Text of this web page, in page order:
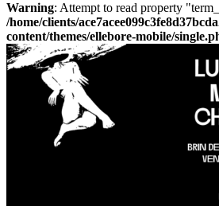
Warning: Attempt to read property
/home/clients/
content/themes/ellebore-mobile/